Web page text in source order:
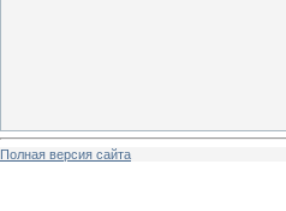
Полная версия сайта